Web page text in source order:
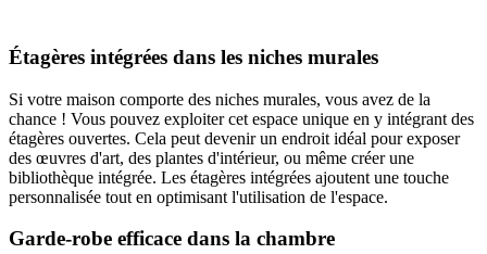
Étagères intégrées dans les niches murales
Si votre maison comporte des niches murales, vous avez de la
chance ! Vous pouvez exploiter cet espace unique en y intégrant des
étagères ouvertes. Cela peut devenir un endroit idéal pour exposer
des œuvres d'art, des plantes d'intérieur, ou même créer une
bibliothèque intégrée. Les étagères intégrées ajoutent une touche
personnalisée tout en optimisant l'utilisation de l'espace.
Garde-robe efficace dans la chambre